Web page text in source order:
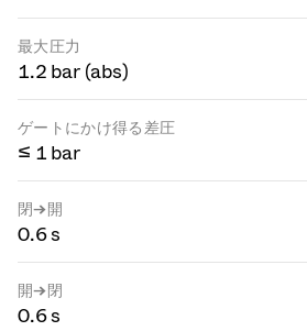
最大圧力
1.2 bar (abs)
ゲートにかけ得る差圧
≤ 1 bar
閉→開
0.6 s
開→閉
0.6 s